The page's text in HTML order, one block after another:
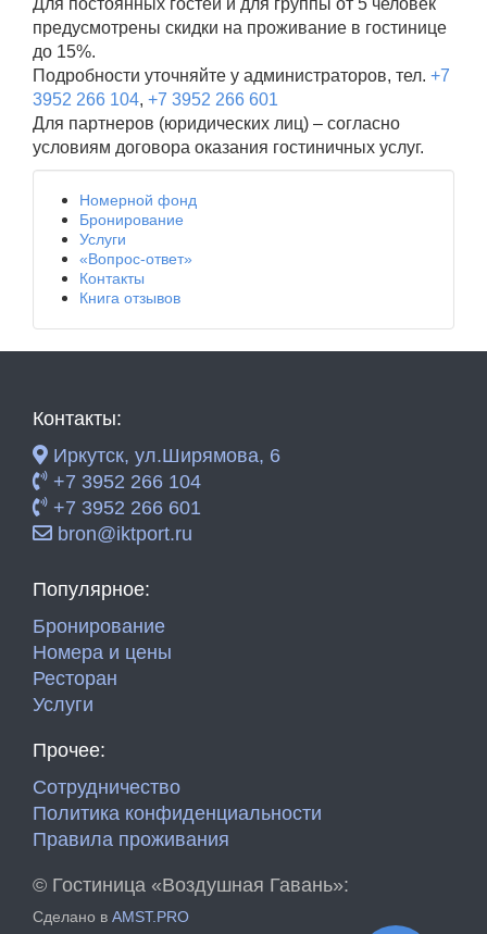
Для постоянных гостей и для группы от 5 человек
предусмотрены скидки на проживание в гостинице
до 15%.
Подробности уточняйте у администраторов, тел. +7
3952 266 104, +7 3952 266 601
Для партнеров (юридических лиц) – согласно
условиям договора оказания гостиничных услуг.
Номерной фонд
Бронирование
Услуги
«Вопрос-ответ»
Контакты
Книга отзывов
Контакты:
Иркутск, ул.Ширямова, 6
+7 3952 266 104
+7 3952 266 601
bron@iktport.ru
Популярное:
Бронирование
Номера и цены
Ресторан
Услуги
Прочее:
Сотрудничество
Политика конфиденциальности
Правила проживания
© Гостиница «Воздушная Гавань»:
Сделано в AMST.PRO